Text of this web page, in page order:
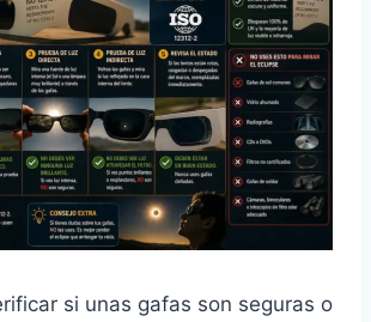
si unas gafas son seguras o